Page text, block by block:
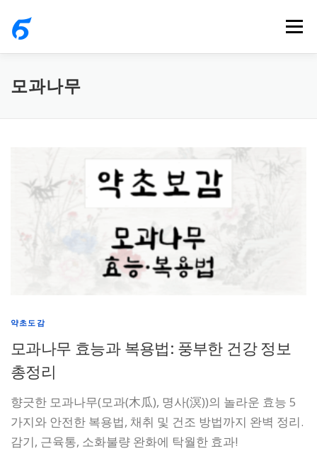
메뉴
모과나무
약초도감
모과나무 효능과 복용법: 풍부한 건강 정보
총정리
향긋한 모과나무(모과(木瓜), 명사(溟))의 놀라운 효능 5
가지와 안전한 복용법, 채취 및 건조 방법까지 완벽 정리.
감기, 근육통, 소화불량 완화에 탁월한 효과!